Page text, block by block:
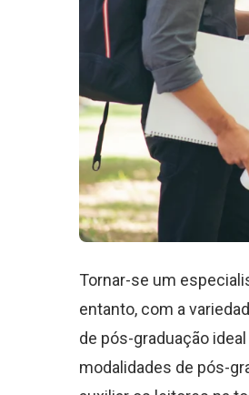
Tornar-se um
entanto, com a
de pós-graduação
modalidades de pós-